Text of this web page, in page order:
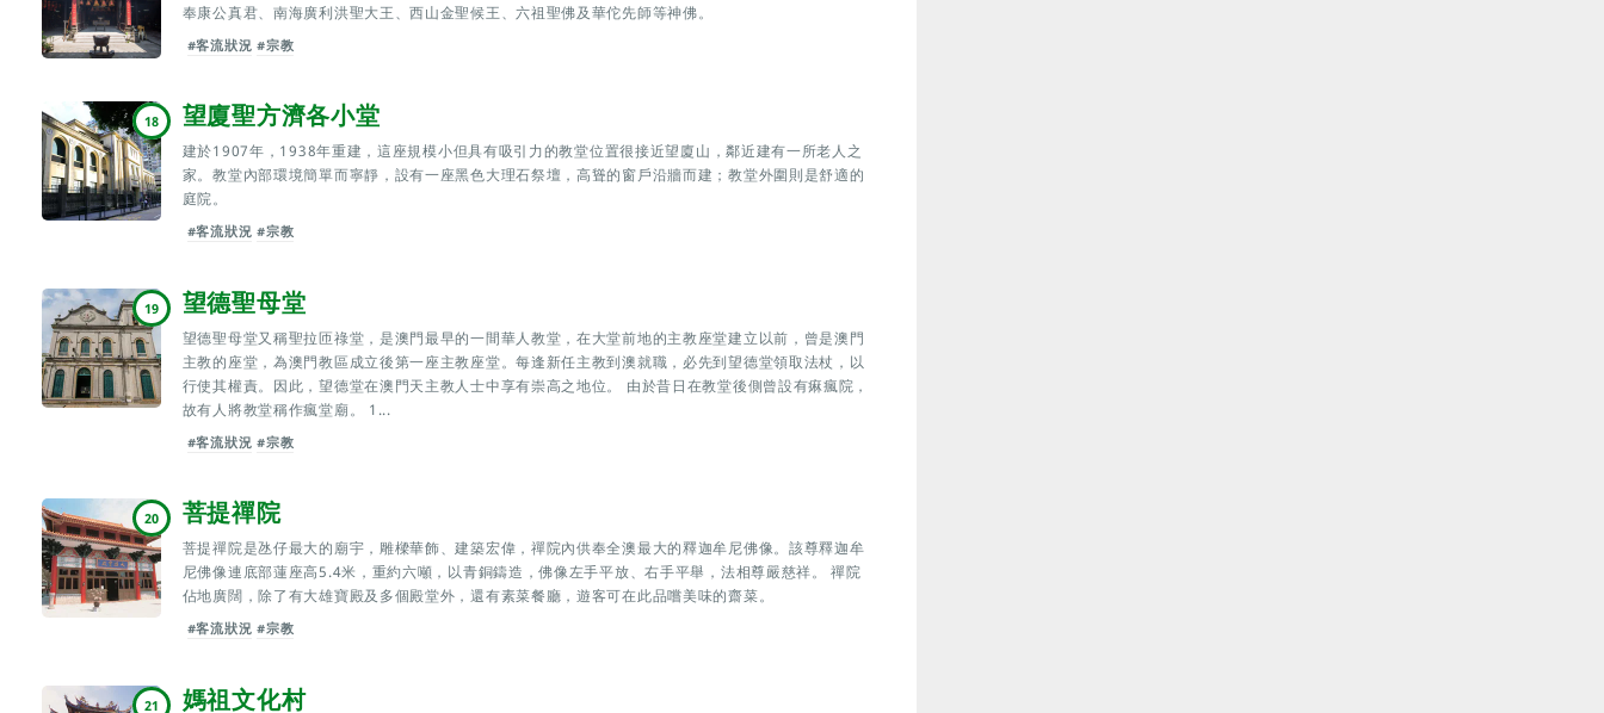
奉康公真君、南海廣利洪聖大王、西山金聖候王、六祖聖佛及華佗先師等神佛。
#客流狀況 #宗教
18 望廈聖方濟各小堂
建於1907年，1938年重建，這座規模小但具有吸引力的教堂位置很接近望廈山，鄰近建有一所老人之
家。教堂內部環境簡單而寧靜，設有一座黑色大理石祭壇，高聳的窗戶沿牆而建；教堂外圍則是舒適的
庭院。
#客流狀況 #宗教
19 望德聖母堂
望德聖母堂又稱聖拉匝祿堂，是澳門最早的一間華人教堂，在大堂前地的主教座堂建立以前，曾是澳門
主教的座堂，為澳門教區成立後第一座主教座堂。每逢新任主教到澳就職，必先到望德堂領取法杖，以
行使其權責。因此，望德堂在澳門天主教人士中享有崇高之地位。 由於昔日在教堂後側曾設有痳瘋院，
故有人將教堂稱作瘋堂廟。 1...
#客流狀況 #宗教
20 菩提禪院
菩提禪院是氹仔最大的廟宇，雕樑華飾、建築宏偉，禪院內供奉全澳最大的釋迦牟尼佛像。該尊釋迦牟
尼佛像連底部蓮座高5.4米，重約六噸，以青銅鑄造，佛像左手平放、右手平舉，法相尊嚴慈祥。 禪院
佔地廣闊，除了有大雄寶殿及多個殿堂外，還有素菜餐廳，遊客可在此品嚐美味的齋菜。
#客流狀況 #宗教
21 媽祖文化村